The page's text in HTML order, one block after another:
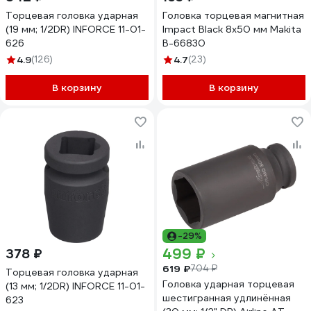
Торцевая головка ударная
(19 мм; 1/2DR) INFORCE 11-01-
626
4.9(126)
В корзину
Головка торцевая магнитная
Impact Black 8x50 мм Makita
B-66830
4.7(23)
В корзину
378 ₽
Торцевая головка ударная
(13 мм; 1/2DR) INFORCE 11-01-
623
-29%
499 ₽
619 ₽704 ₽
Головка ударная торцевая
шестигранная удлинённая